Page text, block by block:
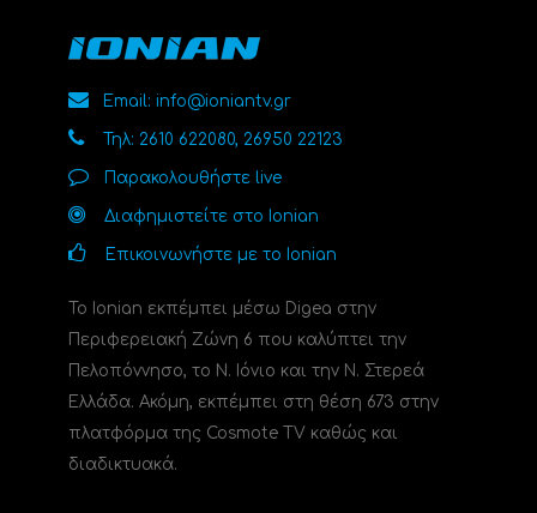
Email: info@ioniantv.gr
Τηλ: 2610 622080, 26950 22123
Παρακολουθήστε live
Διαφημιστείτε στο Ionian
Επικοινωνήστε με το Ionian
Το Ionian εκπέμπει μέσω Digea στην
Περιφερειακή Ζώνη 6 που καλύπτει την
Πελοπόννησο, το N. Ιόνιο και την Ν. Στερεά
Ελλάδα. Ακόμη, εκπέμπει στη θέση 673 στην
πλατφόρμα της Cosmote TV καθώς και
διαδικτυακά.